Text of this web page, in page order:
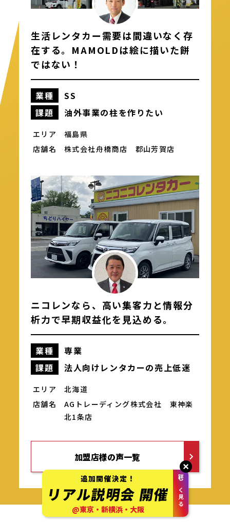
もっと見る
生活レンタカー需要は間違いなく存
在する。MAMOLDは絵に描いた餅
ではない！
業種
SS
課題
油外事業の柱を作りたい
エリア
福島県
店舗名
株式会社舟橋商店 郡山芳賀店
ニコレンなら、高い集客力と情報分
析力で早期収益化を見込める。
業種
専業
課題
法人向けレンタカーの売上低迷
エリア
北海道
店舗名
AGトレーディング株式会社 東神楽
北1条店
加盟店様の声一覧
追加開催決定！
リアル説明会開催
@東京・新横浜・大阪
詳しく見る